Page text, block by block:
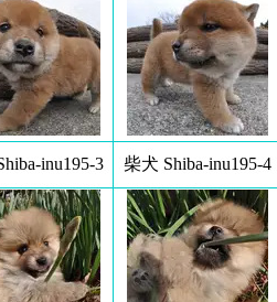
inu195-3 柴犬 Shiba-inu195-4